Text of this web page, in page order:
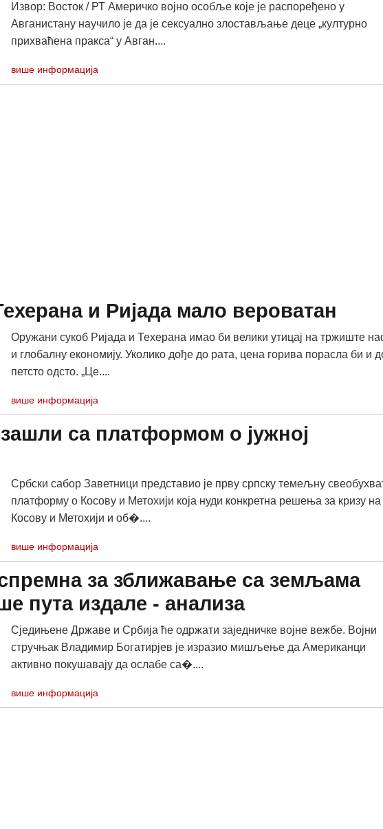
Извор: Восток / РТ Америчко војно особље које је распоређено у
Авганистану научило је да је сексуално злостављање деце „културно
прихваћена пракса“ у Авган....
више информација
и Ријада мало вероватан
Оружани сукоб Ријада и Техерана имао би велики утицај на тржиште
и глобалну економију. Уколико дође до рата, цена горива порасла би и
петсто одсто. „Це....
више информација
са платформом о јужној
Србски сабор Заветници представио је прву српску темељну
платформу о Косову и Метохији која нуди конкретна решења за кризу на
Косову и Метохији и об�....
више информација
спремна за зближавање са земљама
пута издале - анализа
Сједињене Државе и Србија ће одржати заједничке војне вежбе. Војни
стручњак Владимир Богатирјев је изразио мишљење да Американци
активно покушавају да ослабе са�....
више информација